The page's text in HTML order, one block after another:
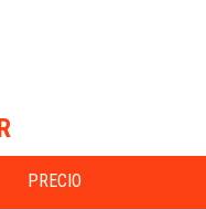
PRECIO